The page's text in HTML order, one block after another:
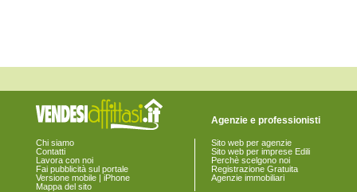
Torre San Patrizio
Chi siamo
Contatti
Lavora con noi
Fai pubblicità sul portale
Versione mobile | iPhone
Mappa del sito
Agenzie e professionisti
Sito web per agenzie
Sito web per imprese Edili
Perchè scelgono noi
Registrazione Gratuita
Agenzie immobiliari